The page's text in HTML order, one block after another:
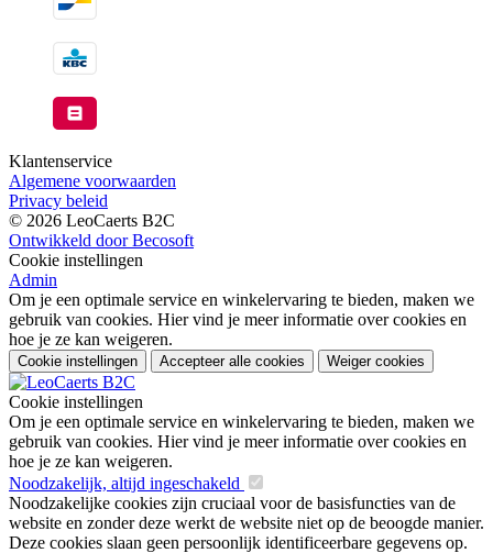
Klantenservice
Algemene voorwaarden
Privacy beleid
© 2026 LeoCaerts B2C
Ontwikkeld door Becosoft
Cookie instellingen
Admin
Om je een optimale service en winkelervaring te bieden, maken we
gebruik van cookies. Hier vind je meer informatie over cookies en
hoe je ze kan weigeren.
Cookie instellingen Accepteer alle cookies Weiger cookies
Cookie instellingen
Om je een optimale service en winkelervaring te bieden, maken we
gebruik van cookies. Hier vind je meer informatie over cookies en
hoe je ze kan weigeren.
Noodzakelijk, altijd ingeschakeld
Noodzakelijke cookies zijn cruciaal voor de basisfuncties van de
website en zonder deze werkt de website niet op de beoogde manier.
Deze cookies slaan geen persoonlijk identificeerbare gegevens op.